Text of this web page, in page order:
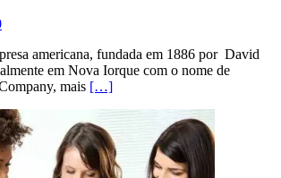
americana, fundada em 1886 por David
em Nova Iorque com o nome de
mais […]